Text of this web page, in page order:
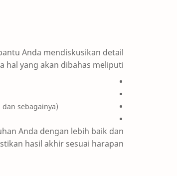
Anda mendiskusikan detail
hal yang akan dibahas meliputi:
sebagainya)
Anda dengan lebih baik dan
hasil akhir sesuai harapan.